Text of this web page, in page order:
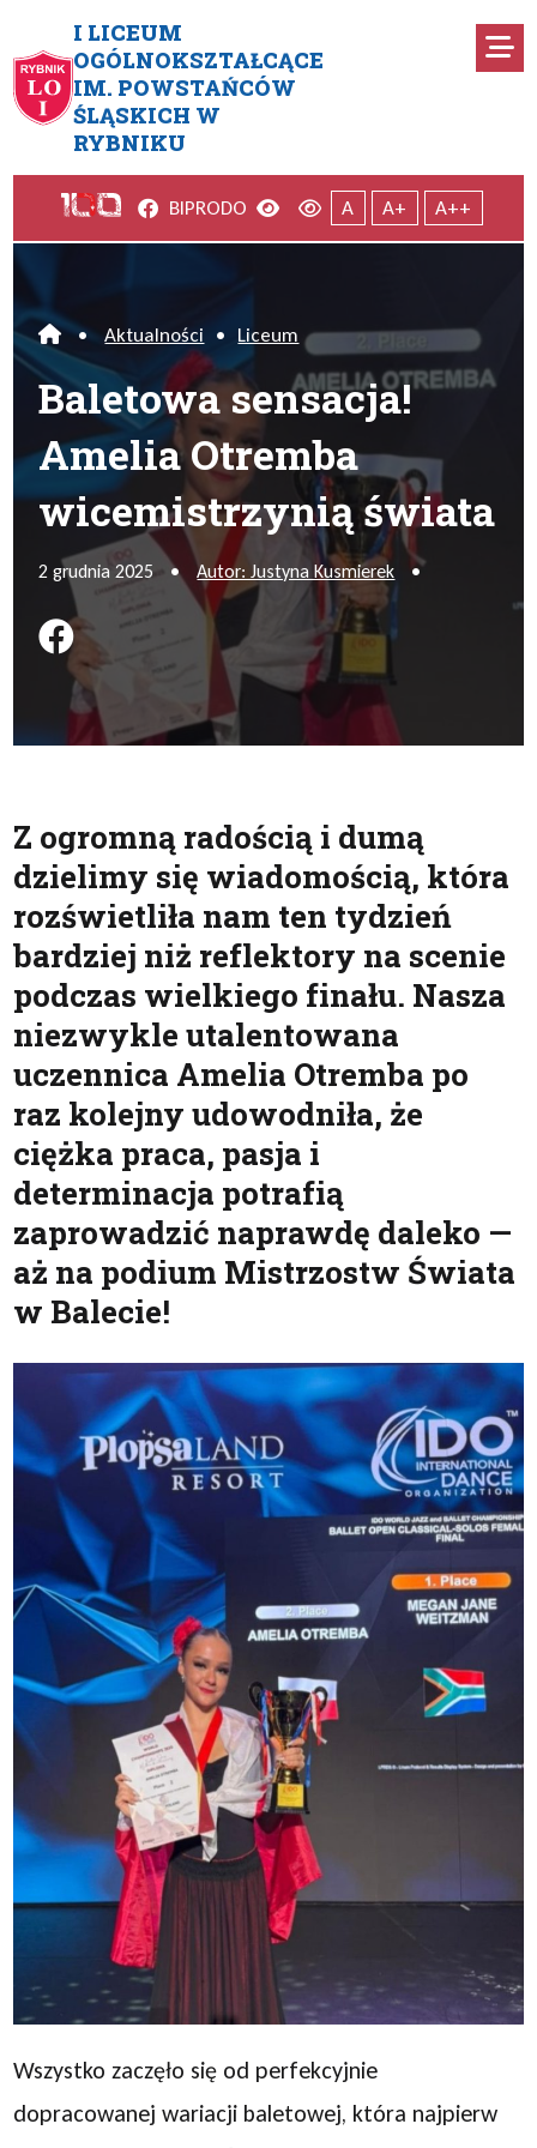
I LICEUM
OGÓLNOKSZTAŁCĄCE
IM. POWSTAŃCÓW
ŚLĄSKICH W
RYBNIKU
Baletowa sensacja! Amelia
Facebook
BIPRODO Wersja kontrastowa
Wersja domyślna
A A+ A++
Home
• Aktualności • Liceum
Baletowa sensacja!
Amelia Otremba
wicemistrzynią świata
2 grudnia 2025 • Autor: Justyna Kusmierek •
Podziel się na FB
Z ogromną radością i dumą
dzielimy się wiadomością, która
rozświetliła nam ten tydzień
bardziej niż reflektory na scenie
podczas wielkiego finału. Nasza
niezwykle utalentowana
uczennica Amelia Otremba po
raz kolejny udowodniła, że
ciężka praca, pasja i
determinacja potrafią
zaprowadzić naprawdę daleko —
aż na podium Mistrzostw Świata
w Balecie!
Wszystko zaczęło się od perfekcyjnie
dopracowanej wariacji baletowej, która najpierw